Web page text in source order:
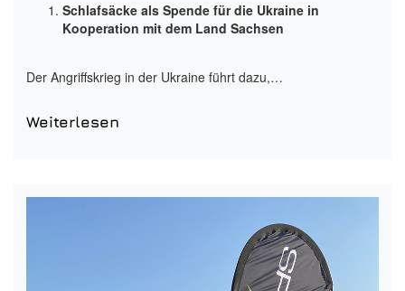
Schlafsäcke als Spende für die Ukraine in
Kooperation mit dem Land Sachsen
Der Angriffskrieg in der Ukraine führt dazu,…
Weiterlesen